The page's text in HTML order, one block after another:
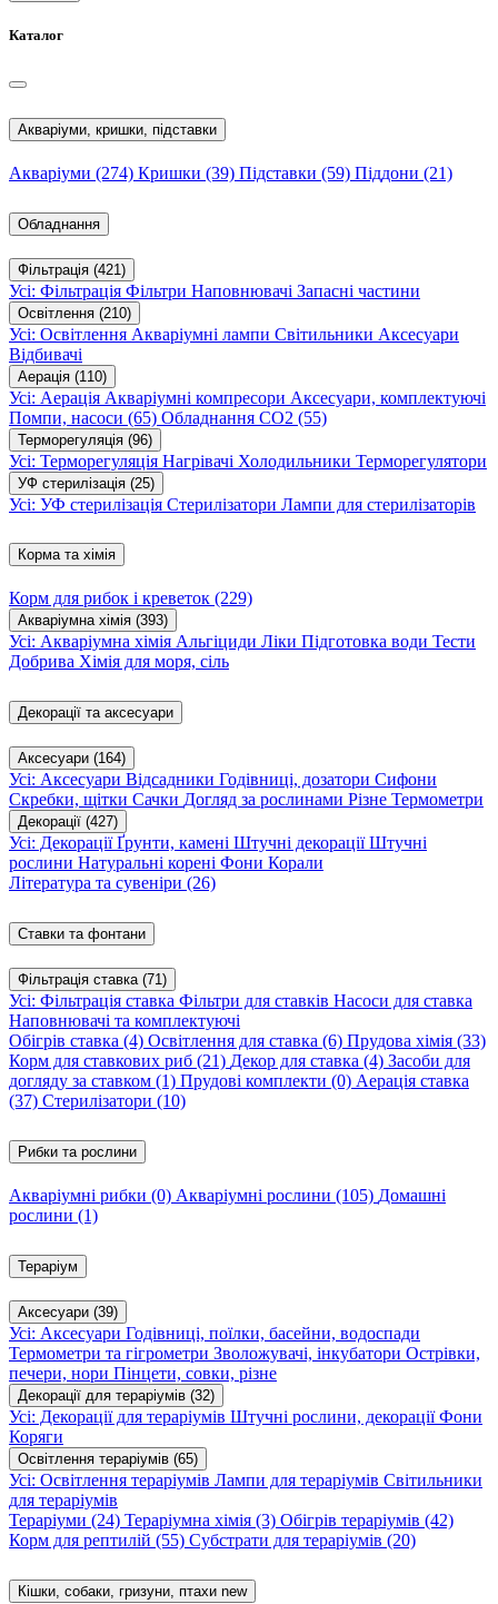
Каталог
Акваріуми, кришки, підставки
Акваріуми (274) Кришки (39) Підставки (59) Піддони (21)
Обладнання
Фільтрація (421)
Усі: Фільтрація Фільтри Наповнювачі Запасні частини
Освітлення (210)
Усі: Освітлення Акваріумні лампи Світильники Аксесуари
Відбивачі
Аерація (110)
Усі: Аерація Акваріумні компресори Аксесуари, комплектуючі
Помпи, насоси (65) Обладнання CO2 (55)
Терморегуляція (96)
Усі: Терморегуляція Нагрівачі Холодильники Терморегулятори
УФ стерилізація (25)
Усі: УФ стерилізація Стерилізатори Лампи для стерилізаторів
Корма та хімія
Корм для рибок і креветок (229)
Акваріумна хімія (393)
Усі: Акваріумна хімія Альгіциди Ліки Підготовка води Тести
Добрива Хімія для моря, сіль
Декорації та аксесуари
Аксесуари (164)
Усі: Аксесуари Відсадники Годівниці, дозатори Сифони
Скребки, щітки Сачки Догляд за рослинами Різне Термометри
Декорації (427)
Усі: ДекораціїҐрунти, камені Штучні декораціїШтучні
рослини Натуральні корені Фони Корали
Література та сувеніри (26)
Ставки та фонтани
Фільтрація ставка (71)
Усі: Фільтрація ставка Фільтри для ставків Насоси для ставка
Наповнювачі та комплектуючі
Обігрів ставка (4) Освітлення для ставка (6) Прудова хімія (33)
Корм для ставкових риб (21) Декор для ставка (4) Засоби для
догляду за ставком (1) Прудові комплекти (0) Аерація ставка
(37) Стерилізатори (10)
Рибки та рослини
Акваріумні рибки (0) Акваріумні рослини (105) Домашні
рослини (1)
Тераріум
Аксесуари (39)
Усі: Аксесуари Годівниці, поїлки, басейни, водоспади
Термометри та гігрометри Зволожувачі, інкубатори Острівки,
печери, нори Пінцети, совки, різне
Декорації для тераріумів (32)
Усі: Декорації для тераріумів Штучні рослини, декораціїФони
Коряги
Освітлення тераріумів (65)
Усі: Освітлення тераріумів Лампи для тераріумів Світильники
для тераріумів
Тераріуми (24) Тераріумна хімія (3) Обігрів тераріумів (42)
Корм для рептилій (55) Субстрати для тераріумів (20)
Кішки, собаки, гризуни, птахи new